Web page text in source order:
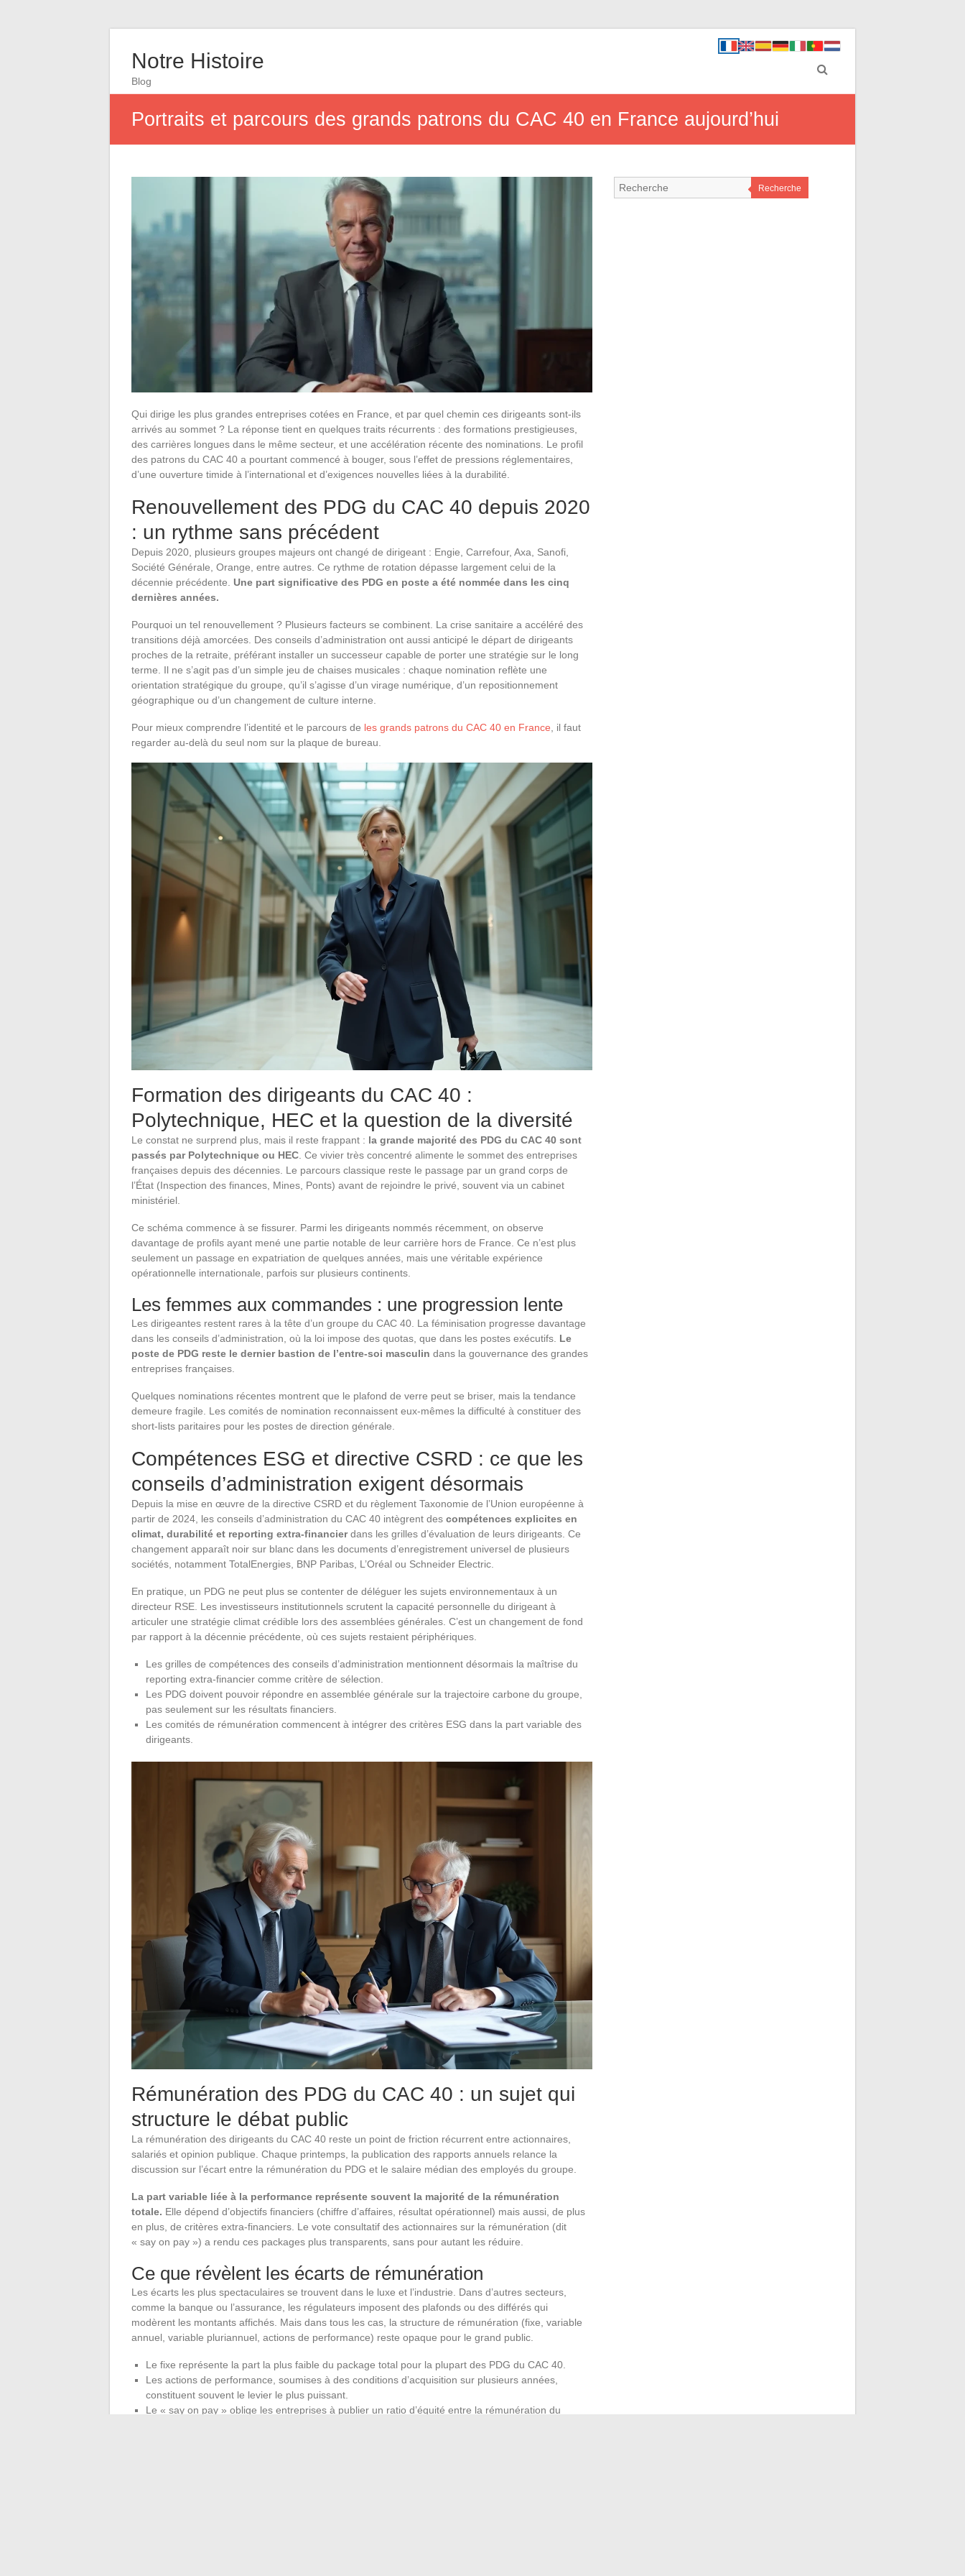
Notre Histoire
Blog
Portraits et parcours des grands patrons du CAC 40 en France aujourd’hui
Qui dirige les plus grandes entreprises cotées en France, et par quel chemin ces dirigeants sont-ils
arrivés au sommet ? La réponse tient en quelques traits récurrents : des formations prestigieuses,
des carrières longues dans le même secteur, et une accélération récente des nominations. Le profil
des patrons du CAC 40 a pourtant commencé à bouger, sous l’effet de pressions réglementaires,
d’une ouverture timide à l’international et d’exigences nouvelles liées à la durabilité.
Renouvellement des PDG du CAC 40 depuis 2020
: un rythme sans précédent
Depuis 2020, plusieurs groupes majeurs ont changé de dirigeant : Engie, Carrefour, Axa, Sanofi,
Société Générale, Orange, entre autres. Ce rythme de rotation dépasse largement celui de la
décennie précédente. Une part significative des PDG en poste a été nommée dans les cinq
dernières années.
Pourquoi un tel renouvellement ? Plusieurs facteurs se combinent. La crise sanitaire a accéléré des
transitions déjà amorcées. Des conseils d’administration ont aussi anticipé le départ de dirigeants
proches de la retraite, préférant installer un successeur capable de porter une stratégie sur le long
terme. Il ne s’agit pas d’un simple jeu de chaises musicales : chaque nomination reflète une
orientation stratégique du groupe, qu’il s’agisse d’un virage numérique, d’un repositionnement
géographique ou d’un changement de culture interne.
Pour mieux comprendre l’identité et le parcours de les grands patrons du CAC 40 en France , il faut
regarder au-delà du seul nom sur la plaque de bureau.
Formation des dirigeants du CAC 40 :
Polytechnique, HEC et la question de la diversité
Le constat ne surprend plus, mais il reste frappant : la grande majorité des PDG du CAC 40 sont
passés par Polytechnique ou HEC . Ce vivier très concentré alimente le sommet des entreprises
françaises depuis des décennies. Le parcours classique reste le passage par un grand corps de
l’État (Inspection des finances, Mines, Ponts) avant de rejoindre le privé, souvent via un cabinet
ministériel.
Ce schéma commence à se fissurer. Parmi les dirigeants nommés récemment, on observe
davantage de profils ayant mené une partie notable de leur carrière hors de France. Ce n’est plus
seulement un passage en expatriation de quelques années, mais une véritable expérience
opérationnelle internationale, parfois sur plusieurs continents.
Les femmes aux commandes : une progression lente
Les dirigeantes restent rares à la tête d’un groupe du CAC 40. La féminisation progresse davantage
dans les conseils d’administration, où la loi impose des quotas, que dans les postes exécutifs. Le
poste de PDG reste le dernier bastion de l’entre-soi masculin dans la gouvernance des grandes
entreprises françaises.
Quelques nominations récentes montrent que le plafond de verre peut se briser, mais la tendance
demeure fragile. Les comités de nomination reconnaissent eux-mêmes la difficulté à constituer des
short-lists paritaires pour les postes de direction générale.
Compétences ESG et directive CSRD : ce que les
conseils d’administration exigent désormais
Depuis la mise en œuvre de la directive CSRD et du règlement Taxonomie de l’Union européenne à
partir de 2024, les conseils d’administration du CAC 40 intègrent des compétences explicites en
climat, durabilité et reporting extra-financierdans les grilles d’évaluation de leurs dirigeants. Ce
changement apparaît noir sur blanc dans les documents d’enregistrement universel de plusieurs
sociétés, notamment TotalEnergies, BNP Paribas, L’Oréal ou Schneider Electric.
En pratique, un PDG ne peut plus se contenter de déléguer les sujets environnementaux à un
directeur RSE. Les investisseurs institutionnels scrutent la capacité personnelle du dirigeant à
articuler une stratégie climat crédible lors des assemblées générales. C’est un changement de fond
par rapport à la décennie précédente, où ces sujets restaient périphériques.
Les grilles de compétences des conseils d’administration mentionnent désormais la maîtrise du
reporting extra-financier comme critère de sélection.
Les PDG doivent pouvoir répondre en assemblée générale sur la trajectoire carbone du groupe,
pas seulement sur les résultats financiers.
Les comités de rémunération commencent à intégrer des critères ESG dans la part variable des
dirigeants.
Rémunération des PDG du CAC 40 : un sujet qui
structure le débat public
La rémunération des dirigeants du CAC 40 reste un point de friction récurrent entre actionnaires,
salariés et opinion publique. Chaque printemps, la publication des rapports annuels relance la
discussion sur l’écart entre la rémunération du PDG et le salaire médian des employés du groupe.
La part variable liée à la performance représente souvent la majorité de la rémunération
totale. Elle dépend d’objectifs financiers (chiffre d’affaires, résultat opérationnel) mais aussi, de plus
en plus, de critères extra-financiers. Le vote consultatif des actionnaires sur la rémunération (dit
« say on pay ») a rendu ces packages plus transparents, sans pour autant les réduire.
Ce que révèlent les écarts de rémunération
Les écarts les plus spectaculaires se trouvent dans le luxe et l’industrie. Dans d’autres secteurs,
comme la banque ou l’assurance, les régulateurs imposent des plafonds ou des différés qui
modèrent les montants affichés. Mais dans tous les cas, la structure de rémunération (fixe, variable
annuel, variable pluriannuel, actions de performance) reste opaque pour le grand public.
Le fixe représente la part la plus faible du package total pour la plupart des PDG du CAC 40.
Les actions de performance, soumises à des conditions d’acquisition sur plusieurs années,
constituent souvent le levier le plus puissant.
Le « say on pay » oblige les entreprises à publier un ratio d’équité entre la rémunération du
Recherche